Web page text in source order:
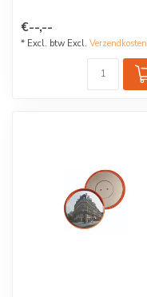
€--,--
* Excl. btw Excl. Verzendkosten